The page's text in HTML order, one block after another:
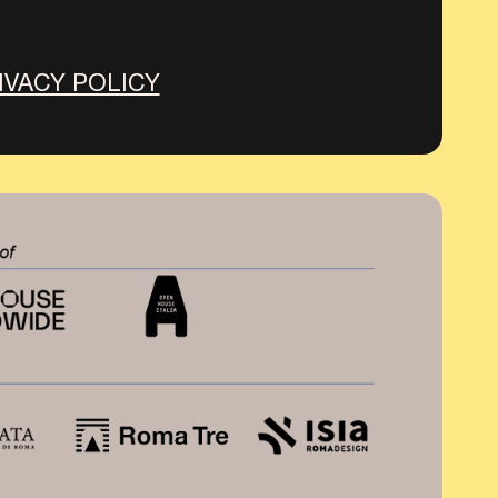
POLICY